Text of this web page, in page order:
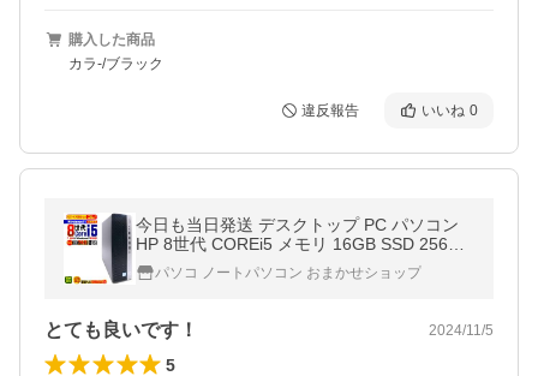
購入した商品
カラ-/ブラック
違反報告 いいね 0
今日も当日発送 デスクトップ PC パソコン
HP 8世代 COREi5 メモリ 16GB SSD 256GB
Windows11 本体のみ おしゃれ 安い
パソコ ノートパソコン おまかせショップ
とても良いです！ 2024/11/5
5